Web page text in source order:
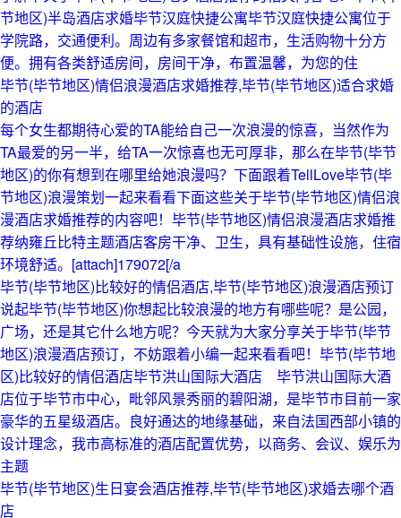
节地区)半岛酒店求婚毕节汉庭快捷公寓毕节汉庭快捷公寓位于
学院路，交通便利。周边有多家餐馆和超市，生活购物十分方
便。拥有各类舒适房间，房间干净，布置温馨，为您的住
毕节(毕节地区)情侣浪漫酒店求婚推荐,毕节(毕节地区)适合求婚
的酒店
每个女生都期待心爱的TA能给自己一次浪漫的惊喜，当然作为
TA最爱的另一半，给TA一次惊喜也无可厚非，那么在毕节(毕节
地区)的你有想到在哪里给她浪漫吗？下面跟着TellLove毕节(毕
节地区)浪漫策划一起来看看下面这些关于毕节(毕节地区)情侣浪
漫酒店求婚推荐的内容吧！毕节(毕节地区)情侣浪漫酒店求婚推
荐纳雍丘比特主题酒店客房干净、卫生，具有基础性设施，住宿
环境舒适。[attach]179072[/a
毕节(毕节地区)比较好的情侣酒店,毕节(毕节地区)浪漫酒店预订
说起毕节(毕节地区)你想起比较浪漫的地方有哪些呢？是公园，
广场，还是其它什么地方呢？今天就为大家分享关于毕节(毕节
地区)浪漫酒店预订，不妨跟着小编一起来看看吧！毕节(毕节地
区)比较好的情侣酒店毕节洪山国际大酒店 毕节洪山国际大酒
店位于毕节市中心，毗邻风景秀丽的碧阳湖，是毕节市目前一家
豪华的五星级酒店。良好通达的地缘基础，来自法国西部小镇的
设计理念，我市高标准的酒店配置优势，以商务、会议、娱乐为
主题
毕节(毕节地区)生日宴会酒店推荐,毕节(毕节地区)求婚去哪个酒
店